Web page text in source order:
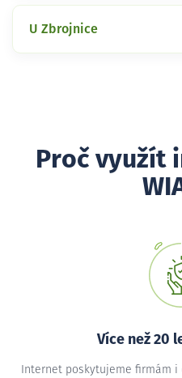
U Zbrojnice
Proč využít
Více než 20
Internet poskytujeme firmám i